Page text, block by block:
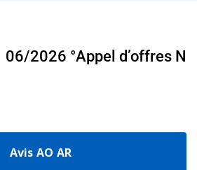
interact
Appel d’offres N°
06/2026
Avis AO AR